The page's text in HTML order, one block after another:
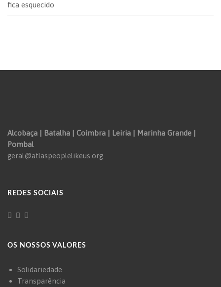
fica esquecido
Alcobaça | Batalha | Coimbra | Leiria | Marinha Grande |
Pombal
geral@atlaspeoplelikeus.org
REDES SOCIAIS
OS NOSSOS VALORES
Solidariedade
Transparência